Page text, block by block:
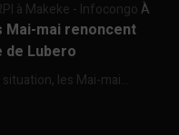
à Makeke - InfocongoÀ
Mai-mai renoncent
Lubero
les Mai-mai...